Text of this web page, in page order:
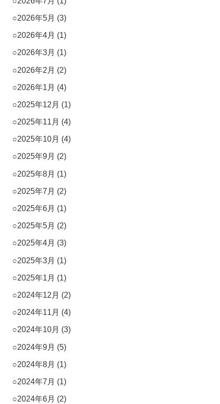
2026年5月 (3)
2026年4月 (1)
2026年3月 (1)
2026年2月 (2)
2026年1月 (4)
2025年12月 (1)
2025年11月 (4)
2025年10月 (4)
2025年9月 (2)
2025年8月 (1)
2025年7月 (2)
2025年6月 (1)
2025年5月 (2)
2025年4月 (3)
2025年3月 (1)
2025年1月 (1)
2024年12月 (2)
2024年11月 (4)
2024年10月 (3)
2024年9月 (5)
2024年8月 (1)
2024年7月 (1)
2024年6月 (2)